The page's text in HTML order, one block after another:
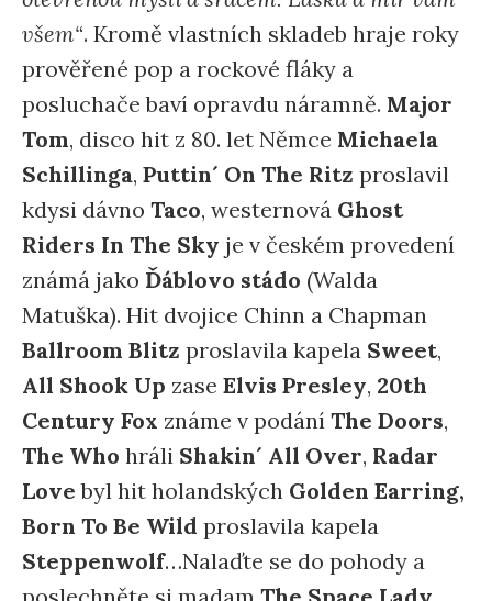
všem“. Kromě vlastních skladeb hraje roky
prověřené pop a rockové fláky a
posluchače baví opravdu náramně. Major
Tom, disco hit z 80. let Němce Michaela
Schillinga, Puttin´ On The Ritz proslavil
kdysi dávno Taco, westernová Ghost
Riders In The Sky je v českém provedení
známá jako Ďáblovo stádo (Walda
Matuška). Hit dvojice Chinn a Chapman
Ballroom Blitz proslavila kapela Sweet,
All Shook Up zase Elvis Presley, 20th
Century Fox známe v podání The Doors,
The Who hráli Shakin´ All Over, Radar
Love byl hit holandských Golden Earring,
Born To Be Wild proslavila kapela
Steppenwolf…Nalaďte se do pohody a